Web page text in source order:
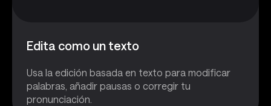
Edita como un texto
Usa la edición basada en texto para modificar
palabras, añadir pausas o corregir tu
pronunciación.